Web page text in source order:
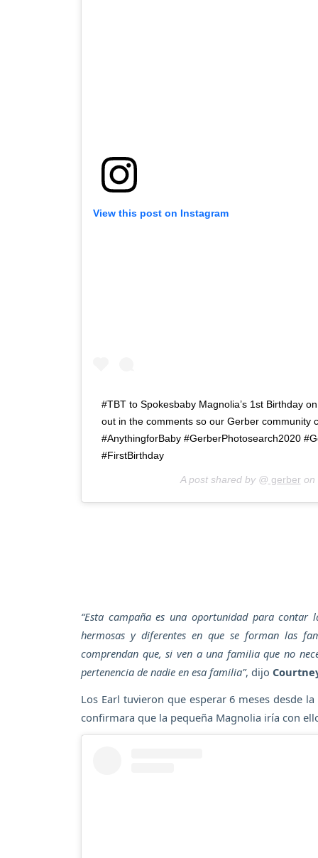
View this post on Instagram
#TBT to Spokesbaby Magnolia’s 1st Birthday
out in the comments so our Gerber community
#AnythingforBaby #GerberPhotosearch2020
#FirstBirthday
A post shared by @ gerber on
“Esta campaña es una oportunidad para
hermosas y diferentes en que se forman las
comprendan que, si ven a una familia que no
pertenencia de nadie en esa familia”, dijo
Los Earl tuvieron que esperar 6 meses desde
confirmara que la pequeña Magnolia iría con